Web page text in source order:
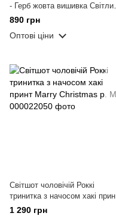
- Герб жовта вишивка Світлий
хакі р. M
890 грн
Оптові ціни
Світшот чоловічій Роккі
тринитка з начосом хакі принт
Marry Christmas р. М
1 290 грн